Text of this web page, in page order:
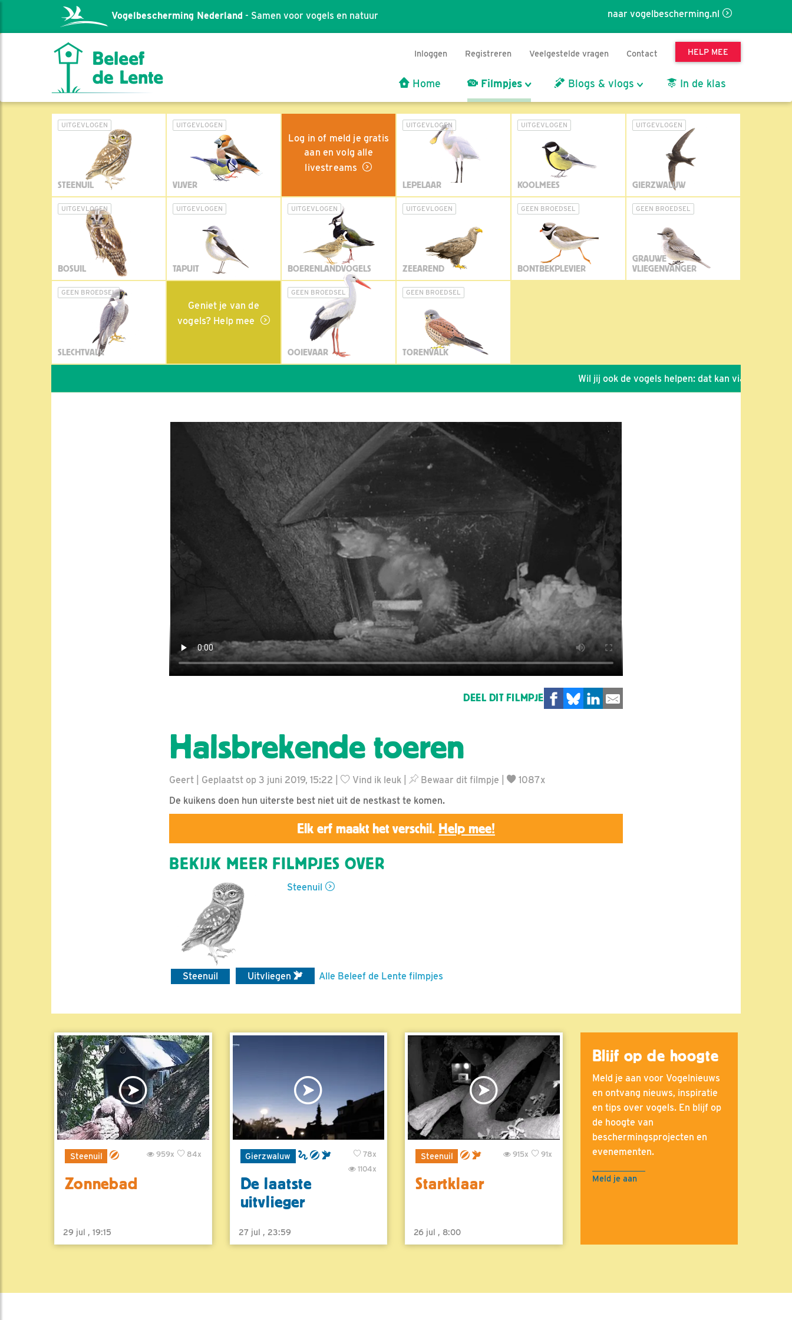
naar vogelbescherming.nl
Vogelbescherming Nederland - Samen voor vogels en natuur
Inloggen Registreren Veelgestelde vragen Contact HELP MEE
Home Filmpjes Blogs & vlogs In de klas
UITGEVLOGEN
STEENUIL
UITGEVLOGEN
VIJVER
Log in of meld je gratis
aan en volg alle
livestreams
UITGEVLOGEN
LEPELAAR
UITGEVLOGEN
KOOLMEES
UITGEVLOGEN
GIERZWALUW
UITGEVLOGEN
BOSUIL
UITGEVLOGEN
TAPUIT
UITGEVLOGEN
BOERENLANDVOGELS
UITGEVLOGEN
ZEEAREND
GEEN BROEDSEL
BONTBEKPLEVIER
GEEN BROEDSEL
GRAUWE
VLIEGENVANGER
GEEN BROEDSEL
SLECHTVALK
Geniet je van de
vogels? Help mee
GEEN BROEDSEL
OOIEVAAR
GEEN BROEDSEL
TORENVALK
Wil jij ook de vogels helpen: dat kan via de link!
DEEL DIT FILMPJE
Halsbrekende toeren
Geert | Geplaatst op 3 juni 2019, 15:22 | Vind ik leuk Bewaar dit filmpje
1087x
De kuikens doen hun uiterste best niet uit de nestkast te komen.
Elk erf maakt het verschil. Help mee!
BEKIJK MEER FILMPJES OVER
Steenuil
Steenuil Uitvliegen Alle Beleef de Lente filmpjes
Steenuil 84x
959x
Zonnebad
29 jul , 19:15
Gierzwaluw
78x
1104x
De laatste
uitvlieger
27 jul , 23:59
Steenuil 91x
915x
Startklaar
26 jul , 8:00
Blijf op de hoogte
Meld je aan voor Vogelnieuws
en ontvang nieuws, inspiratie
en tips over vogels. En blijf op
de hoogte van
beschermingsprojecten en
evenementen.
Meld je aan